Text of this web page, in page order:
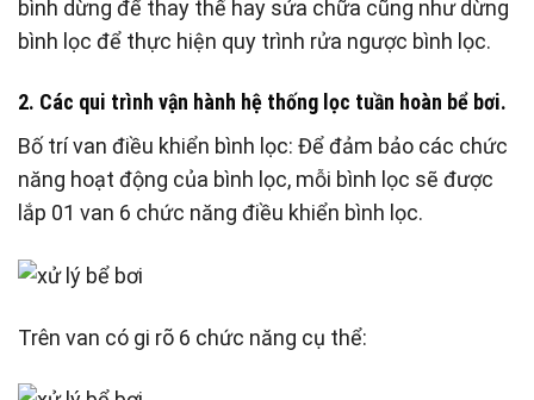
bình dừng để thay thế hay sửa chữa cũng như dừng
bình lọc để thực hiện quy trình rửa ngược bình lọc.
2. Các qui trình vận hành hệ thống lọc tuần hoàn bể bơi.
Bố trí van điều khiển bình lọc: Để đảm bảo các chức
năng hoạt động của bình lọc, mỗi bình lọc sẽ được
lắp 01 van 6 chức năng điều khiển bình lọc.
Trên van có gi rõ 6 chức năng cụ thể: